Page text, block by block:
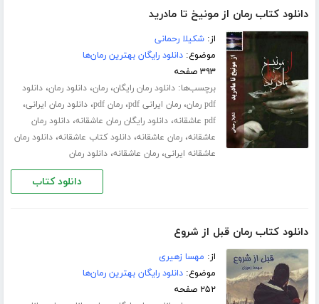
دانلود کتاب رمان از مونیخ تا مادرید
از:شکیلا رحمانی
موضوع:دانلود رایگان بهترین رمان‌ها
۳۹۳ صفحه
برچسب‌ها:دانلود رمان رایگان،رمان،دانلود رمان،دانلود
pdf رمان
،رمان ایرانی pdf ،رمان pdf ،دانلود رمان ایرانی،
pdf عاشقانه ،دانلود رایگان رمان عاشقانه،دانلود رمان
عاشقانه،رمان عاشقانه،دانلود کتاب عاشقانه،دانلود رمان
عاشقانه ایرانی،رمان عاشقانه،دانلود رمان
دانلود کتاب
دانلود کتاب رمان قبل از شروع
از: مهسا زهیری
موضوع:دانلود رایگان بهترین رمان‌ها
۲۵۲ صفحه